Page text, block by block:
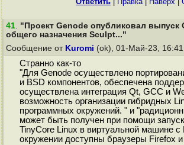
41. "Проект Genode опубликовал выпуск
общего назначения Sculpt..."
Сообщение от Kuromi (ok), 01-Май-23, 16:41
Странно как-то
"Для Genode осуществлено
и BSD компонентов, обеспечена
осуществлена интеграция Qt, GCC и
возможность организации гибридных
программных окружений. " и
может быть получен при помощи
TinyCore Linux в виртуальной машине
окружении доступны браузеры Firefox